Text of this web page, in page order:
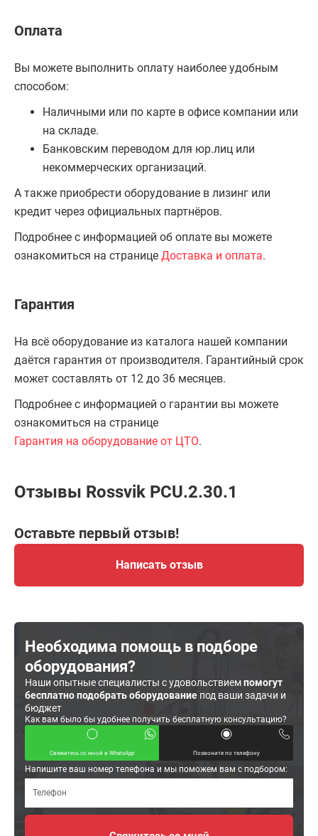
Оплата
Вы можете выполнить оплату наиболее удобным
способом:
Наличными или по карте в офисе компании или
на складе.
Банковским переводом для юр.лиц или
некоммерческих организаций.
А также приобрести оборудование в лизинг или
кредит через официальных партнёров.
Подробнее с информацией об оплате вы можете
ознакомиться на странице Доставка и оплата.
Гарантия
На всё оборудование из каталога нашей компании
даётся гарантия от производителя. Гарантийный срок
может составлять от 12 до 36 месяцев.
Подробнее с информацией о гарантии вы можете
ознакомиться на странице
Гарантия на оборудование от ЦТО.
Отзывы Rossvik PCU.2.30.1
Оставьте первый отзыв!
Написать отзыв
Необходима помощь в подборе
оборудования?
Наши опытные специалисты с удовольствиемпомогут
бесплатно подобрать оборудование под ваши задачи и
бюджет
Как вам было бы удобнее получить бесплатную консультацию?
Свяжитесь со мной в WhatsApp Позвоните по телефону
Напишите ваш номер телефона и мы поможем вам с подбором: